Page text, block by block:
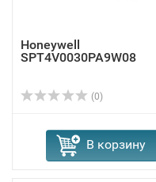
Honeywell
SPT4V0030PA9W08
(0)
В корзину